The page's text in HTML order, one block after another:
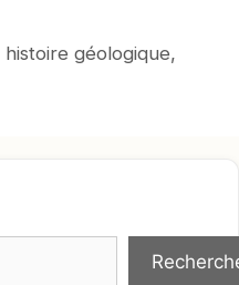
histoire géologique,